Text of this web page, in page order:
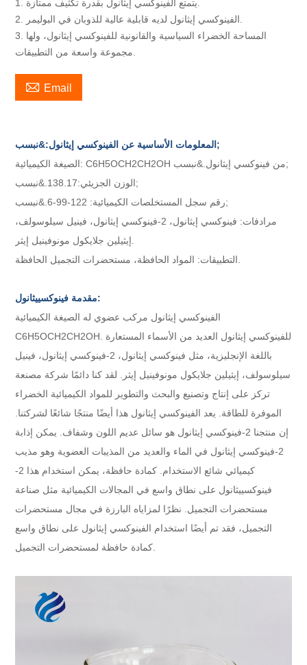
3. المساحة الخضراء السياسية والقانونية للفينوكسي إيثانول، ولها
 Email
المعلومات الأساسية عن الفينوكسي إيثانول:&نبسب;
الصيغة الكيميائية: C6H5OCH2CH2OH من فينوكسي إيثانول.&نبسب;
الوزن الجزيئي:138.17.&نبسب;
رقم سجل المستخلصات الكيميائية: 122-99-6.&نبسب;
مرادفات: فينوكسي إيثانول، 2-فينوكسي إيثانول، فينيل سيلوسولف،
مقدمة فينوكسييثانول:
الفينوكسي إيثانول مركب عضوي له الصيغة الكيميائية
C6H5OCH2CH2OH. للفينوكسي إيثانول العديد من الأسماء المستعارة
باللغة الإنجليزية، مثل فينوكسي إيثانول، 2-فينوكسي إيثانول، فينيل
سيلوسولف، إيثيلين جلايكول مونوفينيل إيثر. لقد كنا دائمًا شركة مصنعة
تركز على إنتاج وتصنيع والبحث والتطوير للمواد الكيميائية الخضراء
الموفرة للطاقة. يعد الفينوكسي إيثانول هذا أيضًا منتجًا شائعًا لشركتنا.
إن منتجنا 2-فينوكسي إيثانول هو سائل عديم اللون وشفاف. يمكن إذابة
2-فينوكسي إيثانول في الماء والعديد من المذيبات العضوية وهو مذيب
كيميائي شائع الاستخدام. كمادة حافظة، يمكن استخدام هذا 2-
فينوكسييثانول على نطاق واسع في المجالات الكيميائية مثل صناعة
مستحضرات التجميل. نظرًا لمزاياه البارزة في مجال مستحضرات
التجميل، فقد تم أيضًا استخدام الفينوكسي إيثانول على نطاق واسع